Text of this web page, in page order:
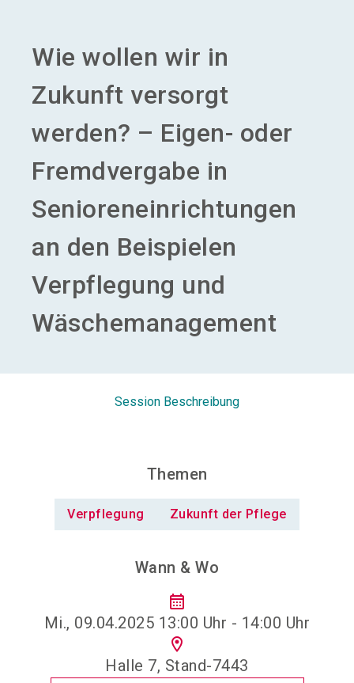
Wie wollen wir in
Zukunft versorgt
werden? – Eigen- oder
Fremdvergabe in
Senioreneinrichtungen
an den Beispielen
Verpflegung und
Wäschemanagement
Session Beschreibung
Themen
Verpflegung Zukunft der Pflege
Wann & Wo
calendar_month
Mi., 09.04.2025 13:00 Uhr - 14:00 Uhr
location_on
Halle 7, Stand-7443